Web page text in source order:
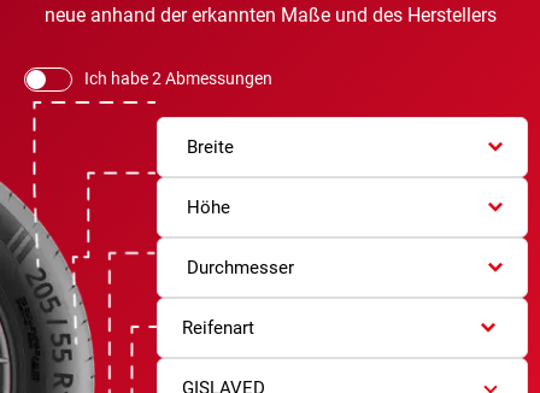
neue anhand der erkannten Maße und des Herstellers
Ich habe 2 Abmessungen
Breite
Höhe
Durchmesser
Reifenart
GISLAVED